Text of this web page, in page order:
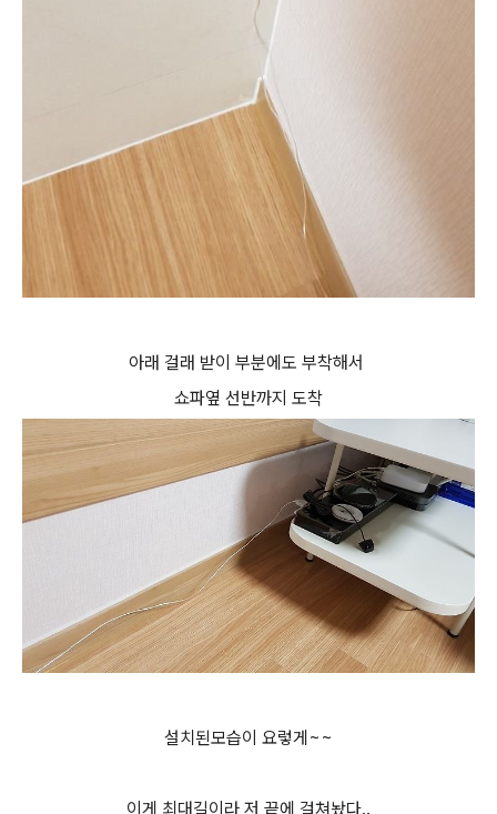
아래 걸래 받이 부분에도 부착해서
쇼파옆 선반까지 도착
설치된모습이 요렇게~~
이게 최대길이라 저 끝에 걸쳐놨다..